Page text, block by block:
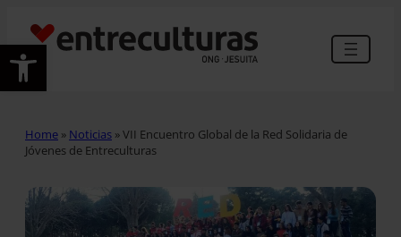
Abrir barra de herramientas
Home » Noticias »VII Encuentro Global de la Red Solidaria de
Jóvenes de Entreculturas